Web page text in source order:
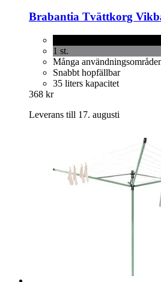
Brabantia Tvättkorg
1 st.
Många
Snabbt hopfällbar
35 liters kapacitet
368 kr
Leverans till 17. augusti